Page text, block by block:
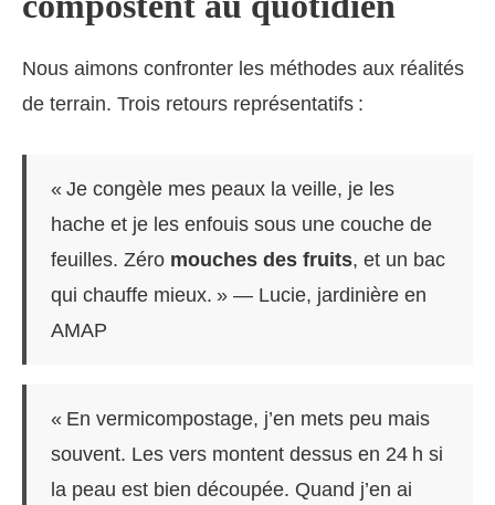
Nous aimons confronter les méthodes aux réalités
de terrain. Trois retours représentatifs :
« Je congèle mes peaux la veille, je les
hache et je les enfouis sous une couche de
feuilles. Zéro mouches des fruits, et un bac
qui chauffe mieux. » — Lucie, jardinière en
AMAP
« En vermicompostage, j’en mets peu mais
souvent. Les vers montent dessus en 24 h si
la peau est bien découpée. Quand j’en ai